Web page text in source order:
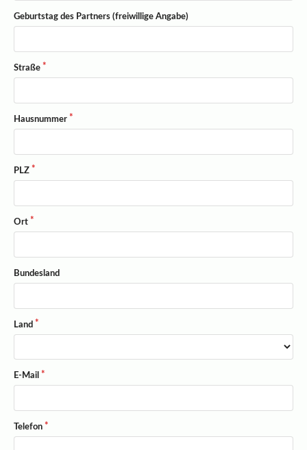
Geburtstag des Partners (freiwillige Angabe)
Straße
Hausnummer
PLZ
Ort
Bundesland
Land
E-Mail
Telefon